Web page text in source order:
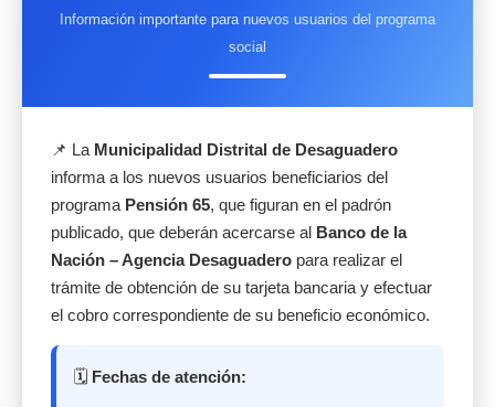
Información importante para nuevos usuarios del programa
social
📌 La Municipalidad Distrital de Desaguadero
informa a los nuevos usuarios beneficiarios del
programa Pensión 65, que figuran en el padrón
publicado, que deberán acercarse al Banco de la
Nación – Agencia Desaguadero para realizar el
trámite de obtención de su tarjeta bancaria y efectuar
el cobro correspondiente de su beneficio económico.
🗓️ Fechas de atención: